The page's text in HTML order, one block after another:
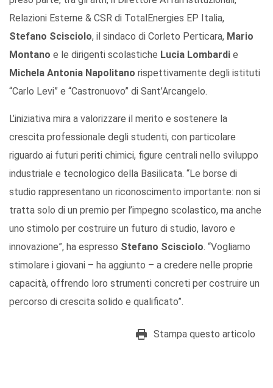
Relazioni Esterne & CSR di TotalEnergies EP Italia,
Stefano Scisciolo, il sindaco di Corleto Perticara, Mario
Montano e le dirigenti scolastiche Lucia Lombardi e
Michela Antonia Napolitano rispettivamente degli istituti
“Carlo Levi” e “Castronuovo” di Sant’Arcangelo.
L’iniziativa mira a valorizzare il merito e sostenere la
crescita professionale degli studenti, con particolare
riguardo ai futuri periti chimici, figure centrali nello sviluppo
industriale e tecnologico della Basilicata. “Le borse di
studio rappresentano un riconoscimento importante: non si
tratta solo di un premio per l’impegno scolastico, ma anche
uno stimolo per costruire un futuro di studio, lavoro e
innovazione”, ha espresso Stefano Scisciolo. “Vogliamo
stimolare i giovani – ha aggiunto – a credere nelle proprie
capacità, offrendo loro strumenti concreti per costruire un
percorso di crescita solido e qualificato”.
Stampa questo articolo